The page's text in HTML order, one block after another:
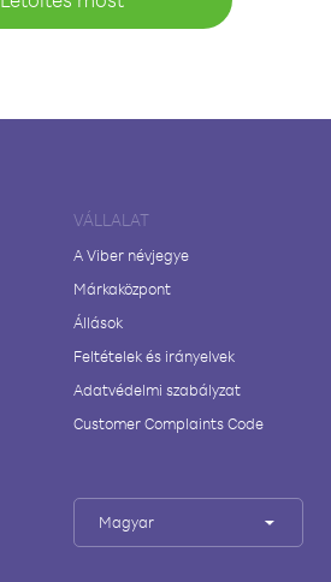
VÁLLALAT
A Viber névjegye
Márkaközpont
Állások
Feltételek és irányelvek
Adatvédelmi szabályzat
Customer Complaints Code
Magyar